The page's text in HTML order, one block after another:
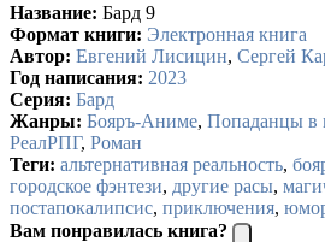
Название: Бард 9
Формат книги: Электронная книга
Автор: Евгений Лисицин, Сергей
Год написания: 2023
Серия: Бард
Жанры: Бояръ-Аниме, Попаданцы в
РеалРПГ, Роман
Теги: альтернативная реальность,
городское фэнтези, другие расы,
постапокалипсис, приключения,
Вам понравилась книга?